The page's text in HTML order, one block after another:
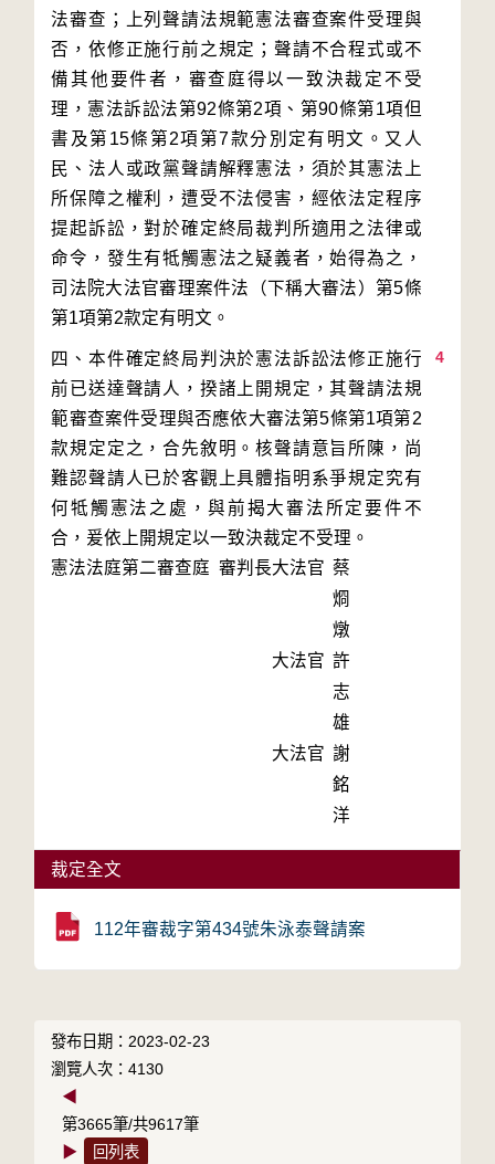
法審查；上列聲請法規範憲法審查案件受理與
否，依修正施行前之規定；聲請不合程式或不
備其他要件者，審查庭得以一致決裁定不受
理，憲法訴訟法第92條第2項、第90條第1項但
書及第15條第2項第7款分別定有明文。又人
民、法人或政黨聲請解釋憲法，須於其憲法上
所保障之權利，遭受不法侵害，經依法定程序
提起訴訟，對於確定終局裁判所適用之法律或
命令，發生有牴觸憲法之疑義者，始得為之，
司法院大法官審理案件法（下稱大審法）第5條
4
四、本件確定終局判決於憲法訴訟法修正施行
前已送達聲請人，揆諸上開規定，其聲請法規
範審查案件受理與否應依大審法第5條第1項第2
款規定定之，合先敘明。核聲請意旨所陳，尚
難認聲請人已於客觀上具體指明系爭規定究有
何牴觸憲法之處，與前揭大審法所定要件不
合，爰依上開規定以一致決裁定不受理。
憲法法庭第二審查庭 審判長大法官 蔡
烱
燉
大法官 許
志
雄
大法官 謝
銘
洋
裁定全文
112年審裁字第434號朱泳泰聲請案
發布日期：2023-02-23
瀏覽人次：4130
◀
第3665筆/共9617筆
▶
回列表